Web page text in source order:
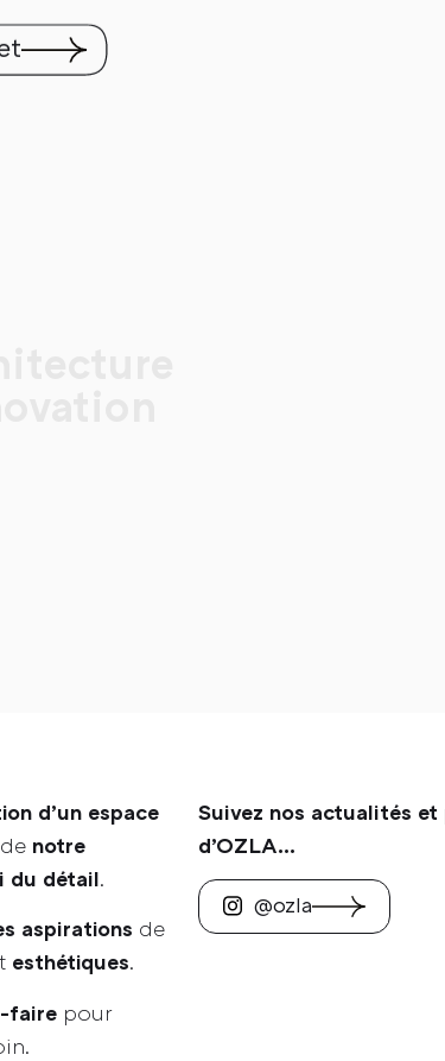
Réalisations
Contact
d’un espace
notre
du détail.
aspirations de
esthétiques.
faire pour
Suivez nos actualités et
d’OZLA…
@ozla